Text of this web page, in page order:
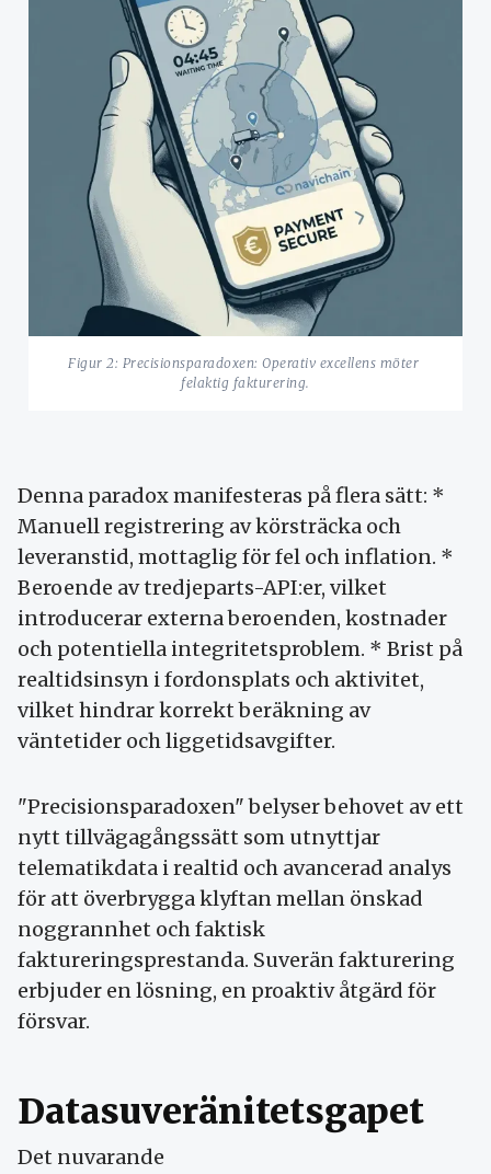
Figur 2: Precisionsparadoxen: Operativ excellens möter
felaktig fakturering.
Denna paradox manifesteras på flera sätt: *
Manuell registrering av körsträcka och
leveranstid, mottaglig för fel och inflation. *
Beroende av tredjeparts-API:er, vilket
introducerar externa beroenden, kostnader
och potentiella integritetsproblem. * Brist på
realtidsinsyn i fordonsplats och aktivitet,
vilket hindrar korrekt beräkning av
väntetider och liggetidsavgifter.
"Precisionsparadoxen" belyser behovet av ett
nytt tillvägagångssätt som utnyttjar
telematikdata i realtid och avancerad analys
för att överbrygga klyftan mellan önskad
noggrannhet och faktisk
faktureringsprestanda. Suverän fakturering
erbjuder en lösning, en proaktiv åtgärd för
försvar.
Datasuveränitetsgapet
Det nuvarande